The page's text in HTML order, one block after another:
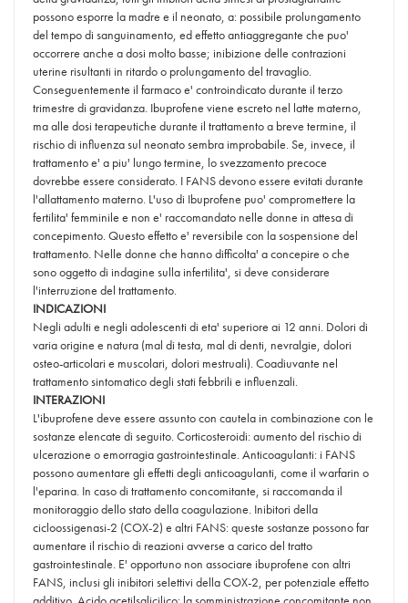
possono esporre la madre e il neonato, a: possibile prolungamento
del tempo di sanguinamento, ed effetto antiaggregante che puo'
occorrere anche a dosi molto basse; inibizione delle contrazioni
uterine risultanti in ritardo o prolungamento del travaglio.
Conseguentemente il farmaco e' controindicato durante il terzo
trimestre di gravidanza. Ibuprofene viene escreto nel latte materno,
ma alle dosi terapeutiche durante il trattamento a breve termine, il
rischio di influenza sul neonato sembra improbabile. Se, invece, il
trattamento e' a piu' lungo termine, lo svezzamento precoce
dovrebbe essere considerato. I FANS devono essere evitati durante
l'allattamento materno. L'uso di Ibuprofene puo' compromettere la
fertilita' femminile e non e' raccomandato nelle donne in attesa di
concepimento. Questo effetto e' reversibile con la sospensione del
trattamento. Nelle donne che hanno difficolta' a concepire o che
sono oggetto di indagine sulla infertilita', si deve considerare
l'interruzione del trattamento.
INDICAZIONI
Negli adulti e negli adolescenti di eta' superiore ai 12 anni. Dolori di
varia origine e natura (mal di testa, mal di denti, nevralgie, dolori
osteo-articolari e muscolari, dolori mestruali). Coadiuvante nel
trattamento sintomatico degli stati febbrili e influenzali.
INTERAZIONI
L'ibuprofene deve essere assunto con cautela in combinazione con le
sostanze elencate di seguito. Corticosteroidi: aumento del rischio di
ulcerazione o emorragia gastrointestinale. Anticoagulanti: i FANS
possono aumentare gli effetti degli anticoagulanti, come il warfarin o
l'eparina. In caso di trattamento concomitante, si raccomanda il
monitoraggio dello stato della coagulazione. Inibitori della
cicloossigenasi-2 (COX-2) e altri FANS: queste sostanze possono far
aumentare il rischio di reazioni avverse a carico del tratto
gastrointestinale. E' opportuno non associare ibuprofene con altri
FANS, inclusi gli inibitori selettivi della COX-2, per potenziale effetto